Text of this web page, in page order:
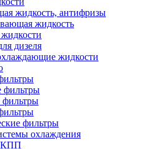
жидкость, антифризы
жидкость
дизеля
жидкости
фильтры
фильтры
охлаждения